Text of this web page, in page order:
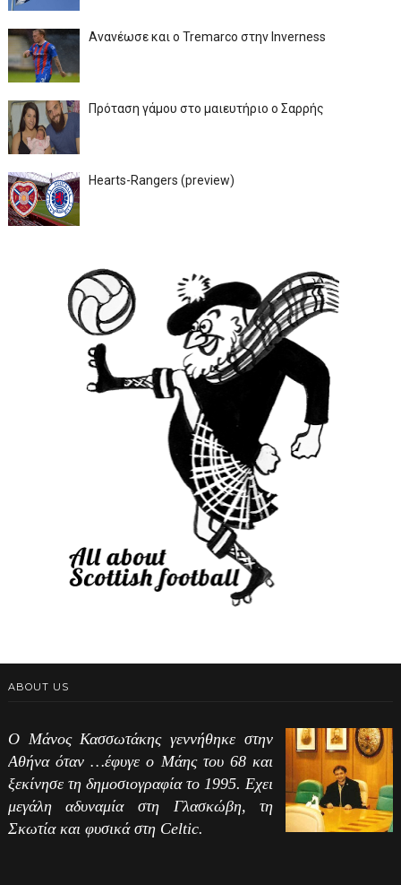
Ανανέωσε και ο Tremarco στην Inverness
Πρόταση γάμου στο μαιευτήριο ο Σαρρής
Hearts-Rangers (preview)
ABOUT US
Ο Μάνος Κασσωτάκης γεννήθηκε στην
Αθήνα όταν …έφυγε ο Μάης του 68 και
ξεκίνησε τη δημοσιογραφία το 1995. Εχει
μεγάλη αδυναμία στη Γλασκώβη, τη
Σκωτία και φυσικά στη Celtic.